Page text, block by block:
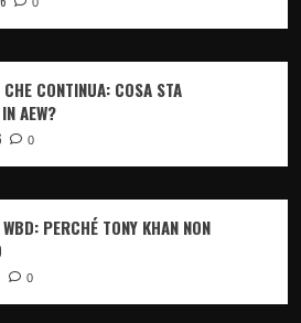
CONTINUA: COSA STA
AEW?
0
PERCHÉ TONY KHAN NON
0